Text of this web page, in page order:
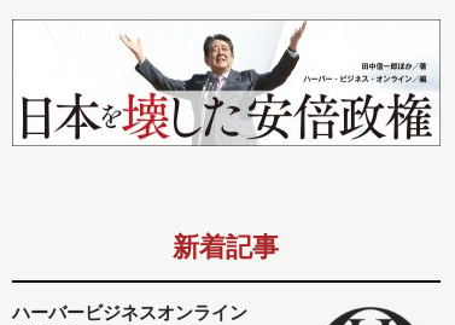
新着記事
ハーバービジネスオンライン